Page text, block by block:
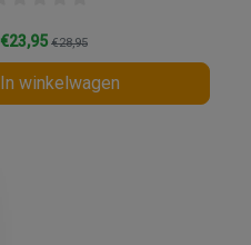
€23,95 €28,95
In winkelwagen